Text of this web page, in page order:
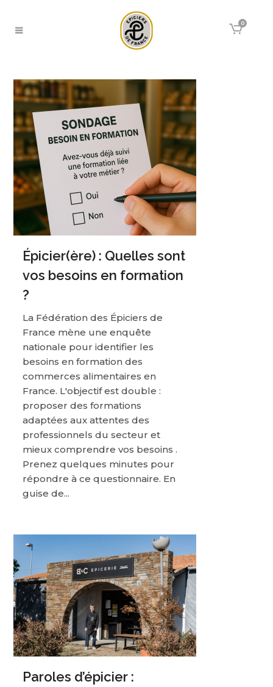
0
Épicier(ère) : Quelles sont
vos besoins en formation
?
La Fédération des Épiciers de
France mène une enquête
nationale pour identifier les
besoins en formation des
commerces alimentaires en
France. L'objectif est double :
proposer des formations
adaptées aux attentes des
professionnels du secteur et
mieux comprendre vos besoins .
Prenez quelques minutes pour
répondre à ce questionnaire. En
guise de...
Paroles d’épicier :